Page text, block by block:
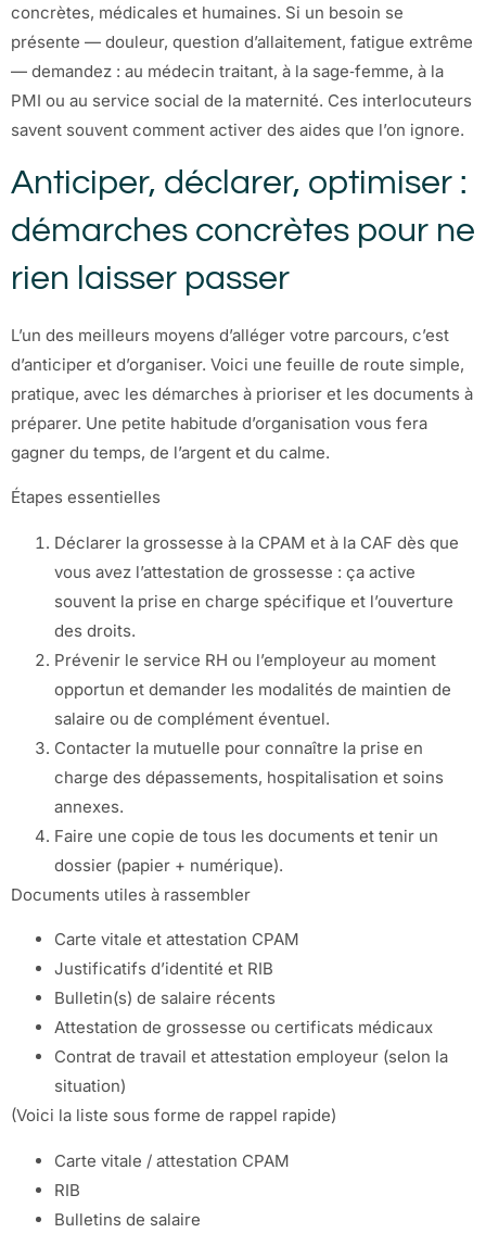
concrètes, médicales et humaines. Si un besoin se
présente — douleur, question d’allaitement, fatigue extrême
— demandez : au médecin traitant, à la sage‑femme, à la
PMI ou au service social de la maternité. Ces interlocuteurs
savent souvent comment activer des aides que l’on ignore.
Anticiper, déclarer, optimiser :
démarches concrètes pour ne
rien laisser passer
L’un des meilleurs moyens d’alléger votre parcours, c’est
d’anticiper et d’organiser. Voici une feuille de route simple,
pratique, avec les démarches à prioriser et les documents à
préparer. Une petite habitude d’organisation vous fera
gagner du temps, de l’argent et du calme.
Étapes essentielles
Déclarer la grossesse à la CPAM et à la CAF dès que
vous avez l’attestation de grossesse : ça active
souvent la prise en charge spécifique et l’ouverture
des droits.
Prévenir le service RH ou l’employeur au moment
opportun et demander les modalités de maintien de
salaire ou de complément éventuel.
Contacter la mutuelle pour connaître la prise en
charge des dépassements, hospitalisation et soins
annexes.
Faire une copie de tous les documents et tenir un
dossier (papier + numérique).
Documents utiles à rassembler
Carte vitale et attestation CPAM
Justificatifs d’identité et RIB
Bulletin(s) de salaire récents
Attestation de grossesse ou certificats médicaux
Contrat de travail et attestation employeur (selon la
situation)
(Voici la liste sous forme de rappel rapide)
Carte vitale / attestation CPAM
RIB
Bulletins de salaire